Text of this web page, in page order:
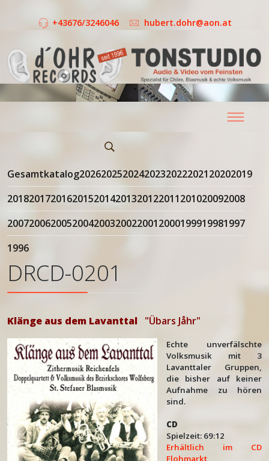
+43676/3246046 hubert.dohr@aon.at
Gesamtkatalog20262025202420232022202120202019
20182017201620152014201320122011201020092008
20072006200520042003200220012000199919981997
1996
DRCD-0201
Klänge aus dem Lavanttal "Übars Jåhr"
Echte unverfälschte
Volksmusik mit 3
Lavanttaler Gruppen,
die bisher auf keiner
Aufnahme zu hören
sind.
CD
Spielzeit: 69:12
Erhältlich im CD
Flohmarkt